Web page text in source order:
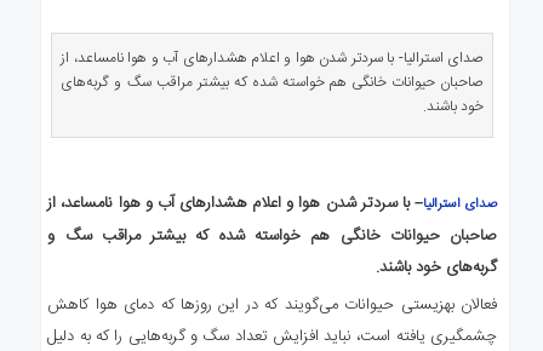
صدای استرالیا- با سردتر شدن هوا و اعلام هشدارهای آب و هوا نامساعد، از
صاحبان حیوانات خانگی هم خواسته شده که بیشتر مراقب سگ و گربه‌های
خود باشند.
صدای استرالیا– با سردتر شدن هوا و اعلام هشدارهای آب و هوا نامساعد، از
صاحبان حیوانات خانگی هم خواسته شده که بیشتر مراقب سگ و
گربه‌های خود باشند.
فعالان بهزیستی حیوانات می‌گویند که در این روزها که دمای هوا کاهش
چشمگیری یافته است، نباید افزایش تعداد سگ و گربه‌هایی را که به دلیل